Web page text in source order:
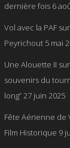
dernière fois 6
Vol avec la PAF
Peyrichout 5 mai
Une Alouette II
souvenirs du
long”27 juin 2025
Fête Aérienne de
Film Historique 9